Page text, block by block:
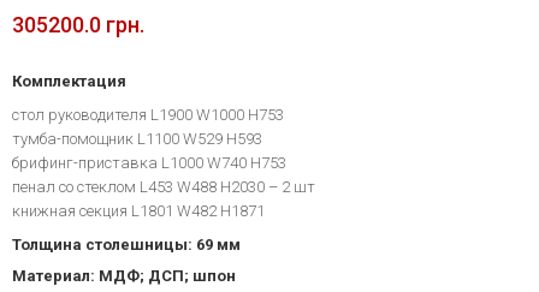
305200.0 грн.
Комплектация
стол руководителя L1900 W1000 H753
тумба-помощник L1100 W529 H593
брифинг-приставка L1000 W740 H753
пенал со стеклом L453 W488 H2030 – 2 шт
книжная секция L1801 W482 H1871
Толщина столешницы: 69 мм
Материал: МДФ; ДСП; шпон